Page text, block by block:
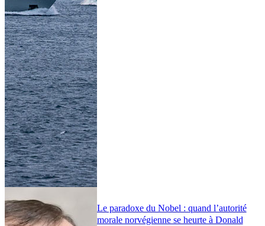
Le paradoxe du Nobel : quand l’autorité
morale norvégienne se heurte à Donald